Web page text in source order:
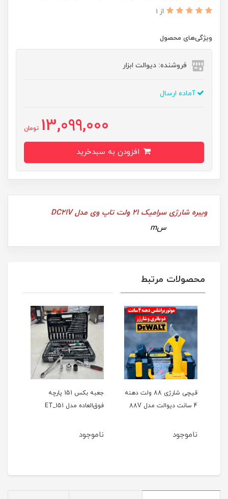
از 1
ویژگی‌های محصول
فروشنده: دیوالت ابزار
آماده ارسال
13,099,000 تومان
سm
محصولات مرتبط
قیچی شارژی 88 ولت دهنه
4 سانت دیوالت مدل 88V
ناموجود
جعبه بکس 151 پارچه
فوق‌العاده مدل ET_151
ناموجود